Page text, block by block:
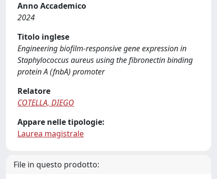
Anno Accademico
2024
Titolo inglese
Engineering biofilm-responsive gene expression in
Staphylococcus aureus using the fibronectin binding
protein A (fnbA) promoter
Relatore
COTELLA, DIEGO
Appare nelle tipologie:
Laurea magistrale
File in questo prodotto: